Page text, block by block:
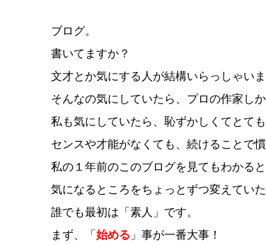
ブログ。
書いてますか？
文才とか気にする人が結構いらっしゃい
そんなの気にしていたら、プロの作家し
私も気にしていたら、恥ずかしくてとて
センスや才能がなくても、続けることで
私の１年前のこのブログを見てもわかると
気になるところをちょっとずつ変えてい
誰でも最初は「素人」です。
まず、「始める 」事が一番大事！